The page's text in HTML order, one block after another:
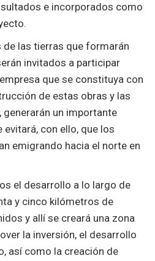
e incorporados como
de las tierras que formarán
invitados a participar
que se constituya con
de estas obras y las
un importante
con ello, que los
emigrando hacia el norte en
el desarrollo a lo largo de
y cinco kilómetros de
y allí se creará una zona
la inversión, el desarrollo
así como la creación de